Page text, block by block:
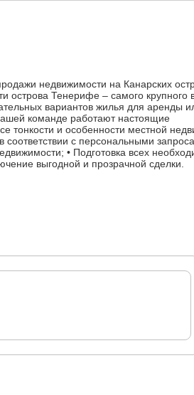
недвижимости на Канарских
острова Тенерифе – самого крупного
вариантов жилья для аренды
команде работают настоящие
и особенности местной
соответствии с персональными
• Подготовка всех
выгодной и прозрачной сделки.